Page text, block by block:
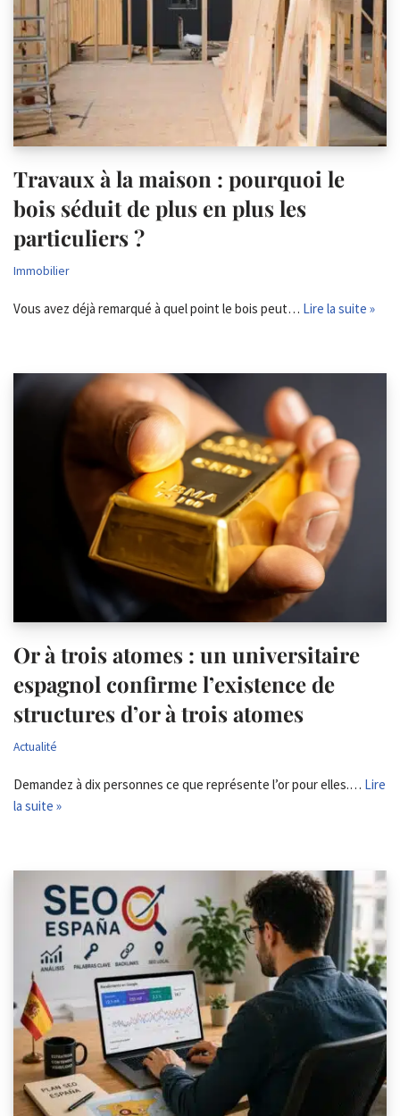
Travaux à la maison : pourquoi le
bois séduit de plus en plus les
particuliers ?
Immobilier
Vous avez déjà remarqué à quel point le bois peut… Lire la suite »
Or à trois atomes : un universitaire
espagnol confirme l’existence de
structures d’or à trois atomes
Actualité
Demandez à dix personnes ce que représente l’or pour elles.… Lire
la suite »